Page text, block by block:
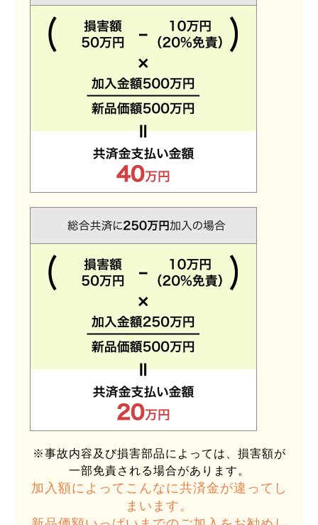
※事故内容及び損害部品によっては、損害額が
一部免責される場合があります。
加入額によってこんなに共済金が違ってし
まいます。